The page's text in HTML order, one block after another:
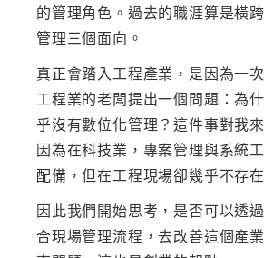
的管理角色。過去的職涯算是橫
管理三個面向。
真正會踏入工程產業，是因為一
工程業的老闆提出一個問題：為
乎沒有數位化管理？這件事對我
因為在科技業，專案管理與系統
配備，但在工程現場卻幾乎不存在
因此我們開始思考，是否可以透
合現場管理流程，去改善這個產